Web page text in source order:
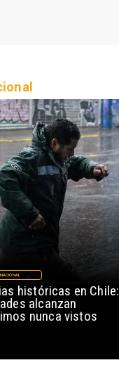
históricas en Chile:
alcanzan
nunca vistos
NACIONAL